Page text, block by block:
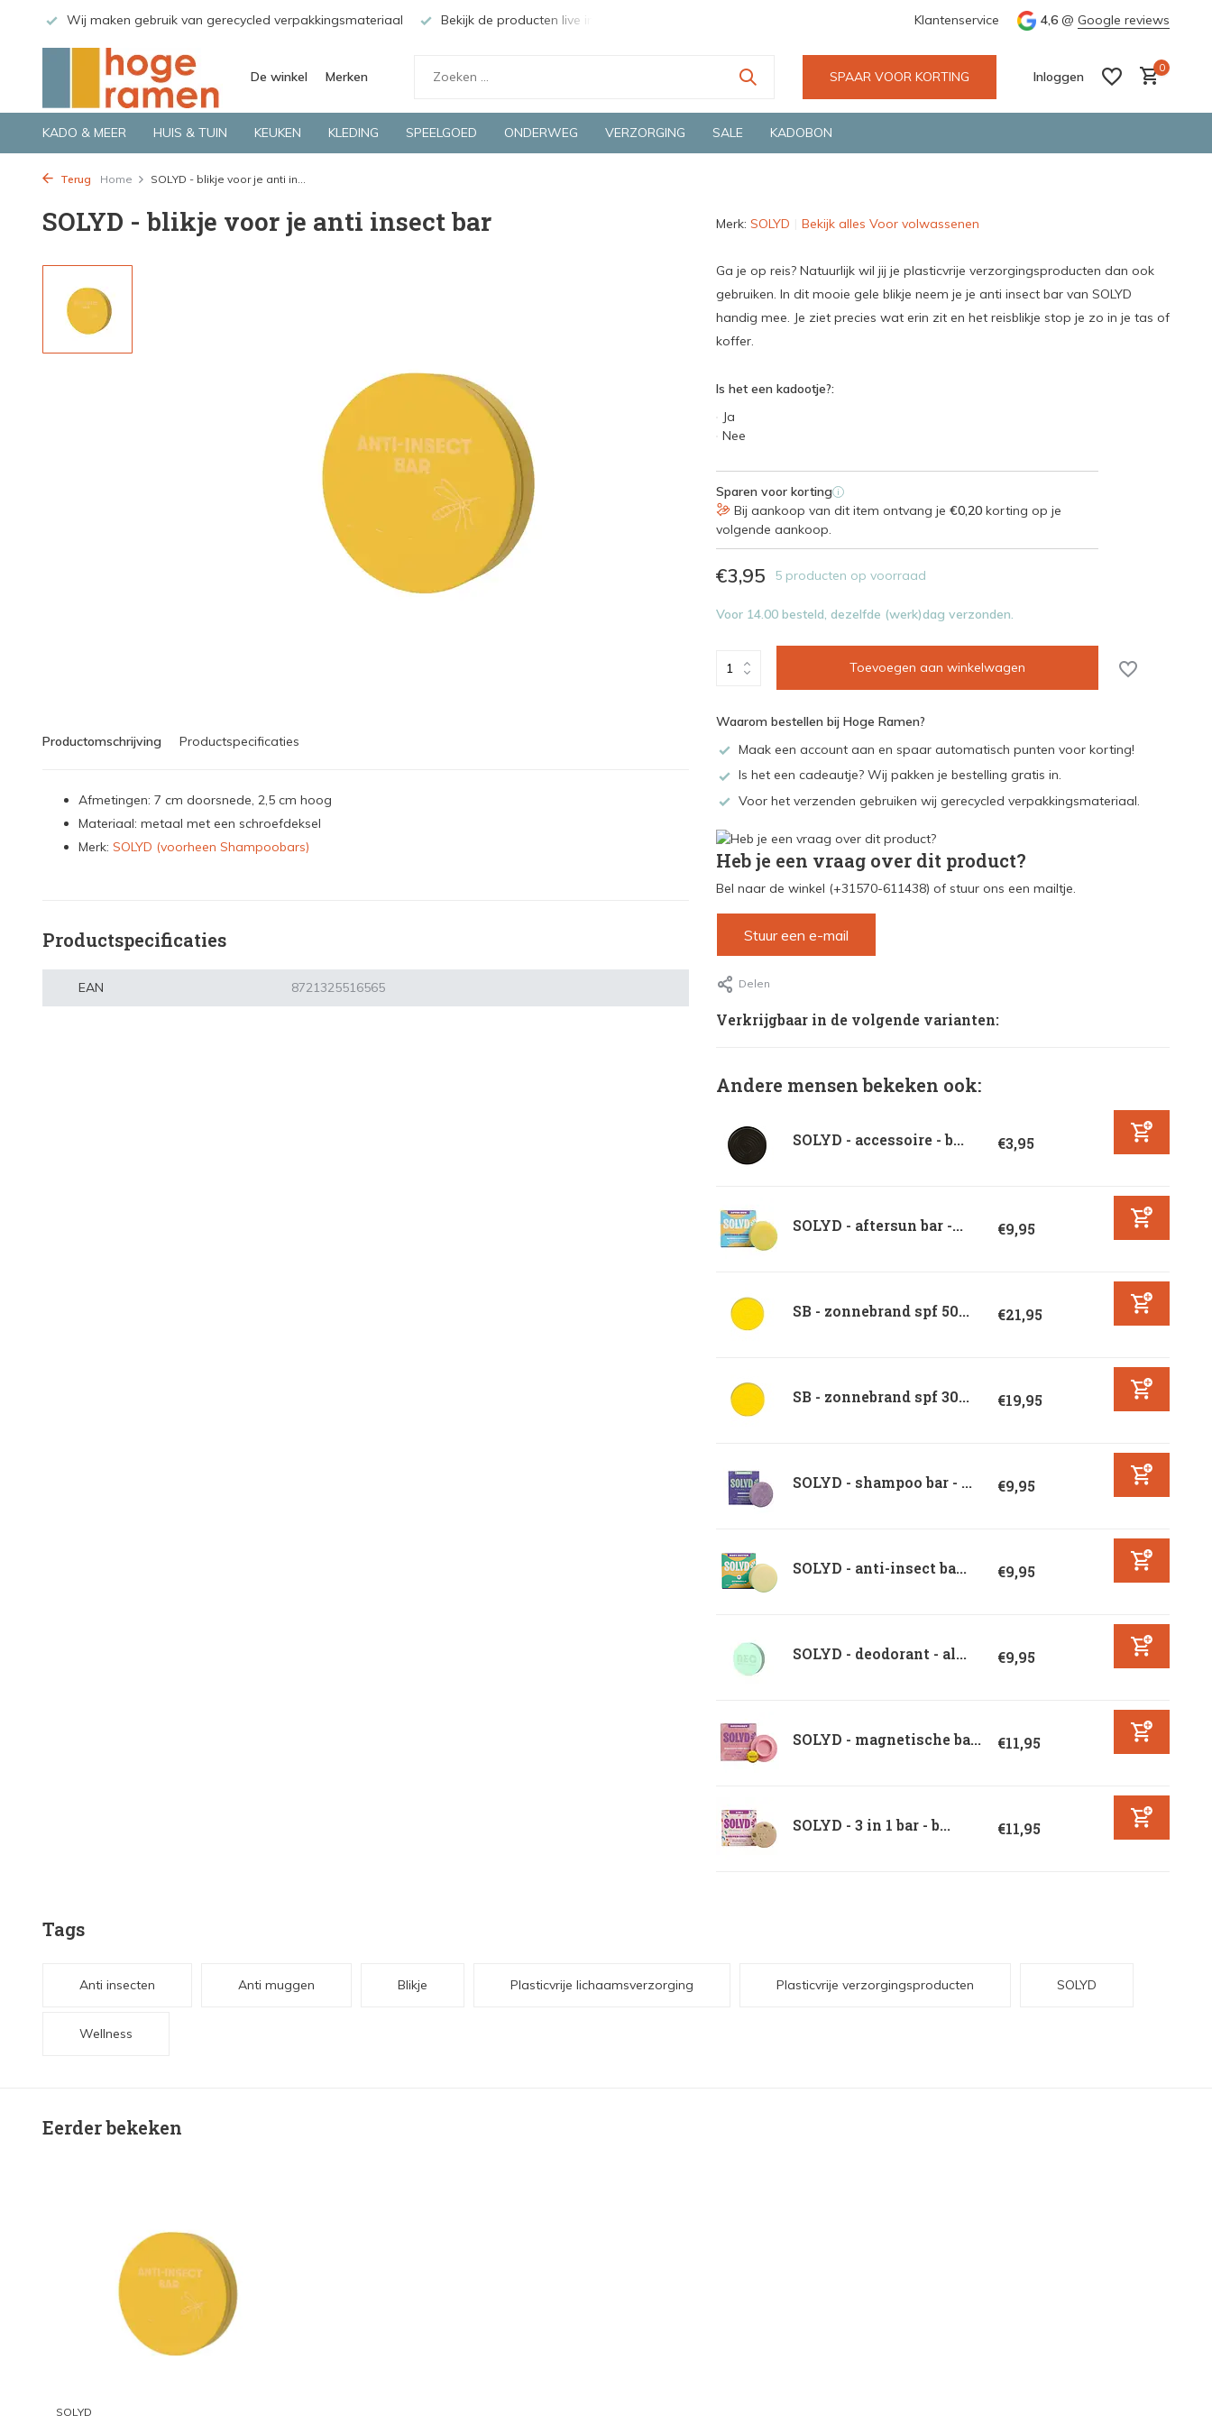
Wij maken gebruik van gerecycled verpakkingsmateriaal Bekijk de producten live in onze winkel in Deventer Groene en snelle bezorging door o.a. Fietskoerier en GLS. Wij
Klantenservice 4,6 @ Google reviews
De winkel Merken SPAAR VOOR KORTING Inloggen
0
KADO & MEER HUIS & TUIN KEUKEN KLEDING SPEELGOED ONDERWEG VERZORGING SALE KADOBON
Terug Home SOLYD - blikje voor je anti in...
SOLYD - blikje voor je anti insect bar
Productomschrijving Productspecificaties
Afmetingen: 7 cm doorsnede, 2,5 cm hoog
Materiaal: metaal met een schroefdeksel
Merk: SOLYD (voorheen Shampoobars)
Productspecificaties
EAN 8721325516565
Merk: SOLYD Bekijk alles Voor volwassenen
Ga je op reis? Natuurlijk wil jij je plasticvrije verzorgingsproducten dan ook
gebruiken. In dit mooie gele blikje neem je je anti insect bar van SOLYD
handig mee. Je ziet precies wat erin zit en het reisblikje stop je zo in je tas of
koffer.
Is het een kadootje?:
Ja
Nee
Sparen voor korting i
Bij aankoop van dit item ontvang je €0,20korting op je
volgende aankoop.
€3,95 5 producten op voorraad
Voor 14.00 besteld, dezelfde (werk)dag verzonden.
Toevoegen aan winkelwagen
Waarom bestellen bij Hoge Ramen?
Maak een account aan en spaar automatisch punten voor korting!
Is het een cadeautje? Wij pakken je bestelling gratis in.
Voor het verzenden gebruiken wij gerecycled verpakkingsmateriaal.
Heb je een vraag over dit product?
Bel naar de winkel (+31570-611438) of stuur ons een mailtje.
Stuur een e-mail
Delen
Verkrijgbaar in de volgende varianten:
Andere mensen bekeken ook:
SOLYD - accessoire - b... €3,95
SOLYD - aftersun bar -... €9,95
SB - zonnebrand spf 50... €21,95
SB - zonnebrand spf 30... €19,95
SOLYD - shampoo bar - ... €9,95
SOLYD - anti-insect ba... €9,95
SOLYD - deodorant - al... €9,95
SOLYD - magnetische ba... €11,95
SOLYD - 3 in 1 bar - b... €11,95
Tags
Anti insecten Anti muggen Blikje Plasticvrije lichaamsverzorging Plasticvrije verzorgingsproducten SOLYD
Wellness
Eerder bekeken
SOLYD